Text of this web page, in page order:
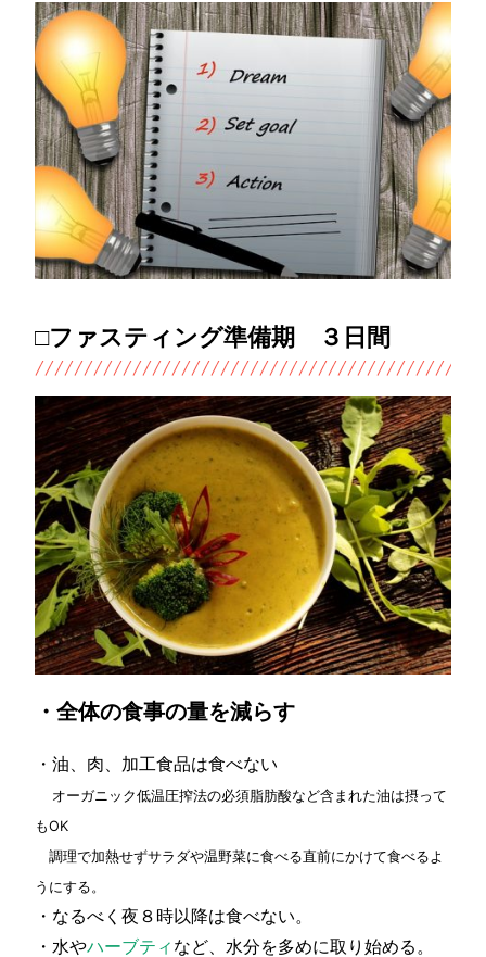
□ファスティング準備期 ３日間
・全体の食事の量を減らす
・油、肉、加工食品は食べない
オーガニック低温圧搾法の必須脂肪酸など含まれた油は摂って
もOK
調理で加熱せずサラダや温野菜に食べる直前にかけて食べるよ
うにする。
・なるべく夜８時以降は食べない。
・水やハーブティ など、水分を多めに取り始める。